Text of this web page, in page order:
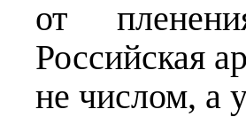
от
Российская
не числом, а